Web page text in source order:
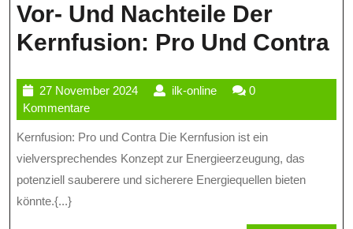
Vor- Und Nachteile Der
Kernfusion: Pro Und Contra
27 November 202427
ilk-onlineilk-
0
Kommentare
Kernfusion: Pro und Contra Die Kernfusion ist ein
vielversprechendes Konzept zur Energieerzeugung, das
potenziell sauberere und sicherere Energiequellen bieten
könnte.{...}